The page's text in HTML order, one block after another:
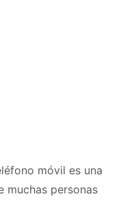
móvil es una
muchas personas